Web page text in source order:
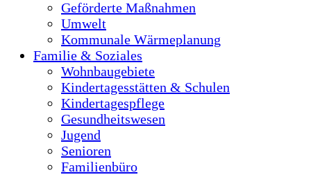
Geförderte Maßnahmen
Umwelt
Kommunale Wärmeplanung
Familie & Soziales
Wohnbaugebiete
Kindertagesstätten & Schulen
Kindertagespflege
Gesundheitswesen
Jugend
Senioren
Familienbüro